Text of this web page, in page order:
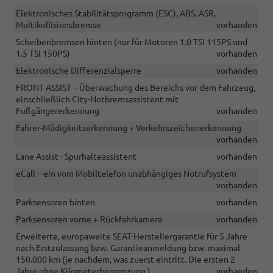
Elektronisches Stabilitätsprogramm (ESC), ABS, ASR,
Multikollisionsbremse
vorhanden
Scheibenbremsen hinten (nur für Motoren 1.0 TSI 115PS und
1.5 TSI 150PS)
vorhanden
Elektronische Differenzialsperre
vorhanden
FRONT ASSIST – Überwachung des Bereichs vor dem Fahrzeug,
einschließlich City-Notbremsassistent mit
Fußgängererkennung
vorhanden
Fahrer-Müdigkeitserkennung + Verkehrszeichenerkennung
vorhanden
Lane Assist - Spurhalteassistent
vorhanden
eCall – ein vom Mobiltelefon unabhängiges Notrufsystem
vorhanden
Parksensoren hinten
vorhanden
Parksensoren vorne + Rückfahrkamera
vorhanden
Erweiterte, europaweite SEAT-Herstellergarantie für 5 Jahre
nach Erstzulassung bzw. Garantieanmeldung bzw. maximal
150.000 km (je nachdem, was zuerst eintritt. Die ersten 2
Jahre ohne Kilometerbegrenzung.)
vorhanden